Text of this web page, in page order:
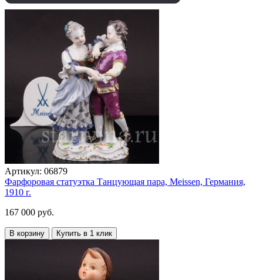
Артикул: 06879
Фарфоровая статуэтка Танцующая пара, Meissen, Германия,
1910 г.
167 000 руб.
В корзину Купить в 1 клик